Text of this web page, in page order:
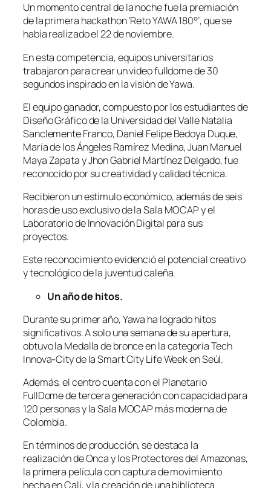
Un momento central de la noche fue la premiación
de la primera hackathon ‘Reto YAWA 180°’, que se
había realizado el 22 de noviembre.
En esta competencia, equipos universitarios
trabajaron para crear un video fulldome de 30
segundos inspirado en la visión de Yawa.
El equipo ganador, compuesto por los estudiantes de
Diseño Gráfico de la Universidad del Valle Natalia
Sanclemente Franco, Daniel Felipe Bedoya Duque,
María de los Ángeles Ramírez Medina, Juan Manuel
Maya Zapata y Jhon Gabriel Martínez Delgado, fue
reconocido por su creatividad y calidad técnica.
Recibieron un estímulo económico, además de seis
horas de uso exclusivo de la Sala MOCAP y el
Laboratorio de Innovación Digital para sus
proyectos.
Este reconocimiento evidenció el potencial creativo
y tecnológico de la juventud caleña.
Un año de hitos.
Durante su primer año, Yawa ha logrado hitos
significativos. A solo una semana de su apertura,
obtuvo la Medalla de bronce en la categoría Tech
Innova-City de la Smart City Life Week en Seúl.
Además, el centro cuenta con el Planetario
FullDome de tercera generación con capacidad para
120 personas y la Sala MOCAP más moderna de
Colombia.
En términos de producción, se destaca la
realización de Onca y los Protectores del Amazonas,
la primera película con captura de movimiento
hecha en Cali, y la creación de una biblioteca